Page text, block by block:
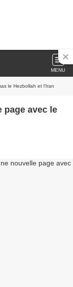
MENU
le Hezbollah et l’Iran
page avec le